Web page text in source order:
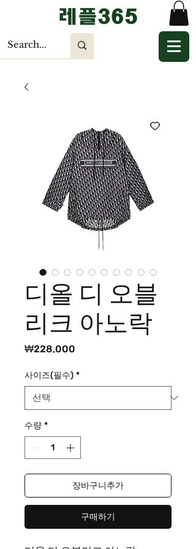
​레플365
디올 디 오블
리크 아노락
₩228,000
사이즈(필수) *
수량 *
장바구니추가
구매하기